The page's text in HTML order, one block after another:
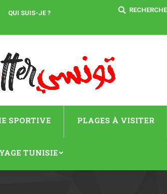
QUI SUIS-JE ?
SEARCH:
RECHERCHE
SPORTIVE PLAGES À VISITER
TUNISIE